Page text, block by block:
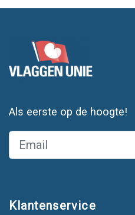
Als eerste op de hoogte!
Klantenservice